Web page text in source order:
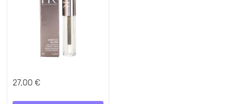
27,00 €